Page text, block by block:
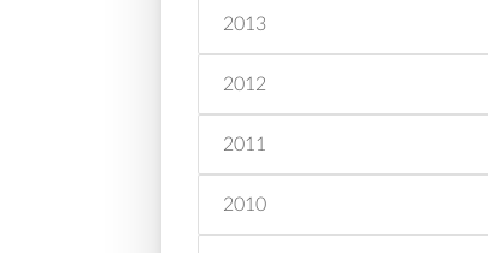
2013
2012
2011
2010